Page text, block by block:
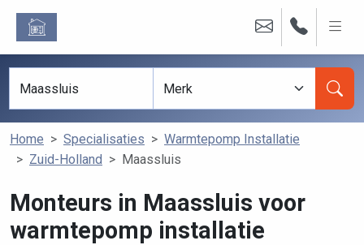
Home Specialisaties
Warmtepomp Installatie
Zuid-Holland
Maassluis
Monteurs in Maassluis voor
warmtepomp installatie